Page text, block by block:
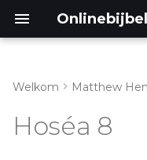
Welkom Matthew
Hoséa 8